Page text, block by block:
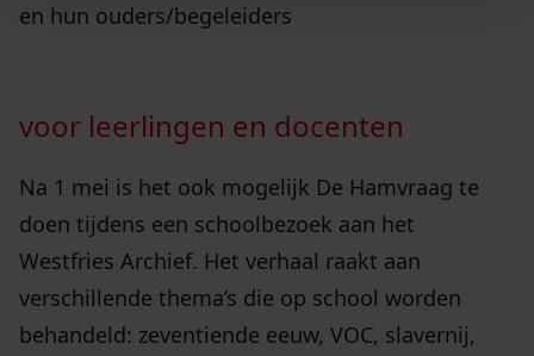
en hun ouders/begeleiders
voor leerlingen en docenten
Na 1 mei is het ook mogelijk De Hamvraag te
doen tijdens een schoolbezoek aan het
Westfries Archief. Het verhaal raakt aan
verschillende thema’s die op school worden
behandeld: zeventiende eeuw, VOC, slavernij,